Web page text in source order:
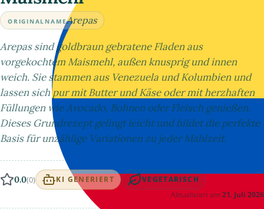
ORIGINALNAMEArepas
Arepas sind goldbraun gebratene Fladen aus
vorgekochtem Maismehl, außen knusprig und innen
weich. Sie stammen aus Venezuela und Kolumbien und
lassen sich pur mit Butter und Käse oder mit herzhaften
Füllungen wie Avocado, Bohnen oder Fleisch genießen.
Dieses Grundrezept gelingt leicht und bildet die perfekte
Basis für unzählige Variationen zu jeder Mahlzeit.
0.0(0) KI GENERIERT VEGETARISCH
Aktualisiert am 21. Juli 2026